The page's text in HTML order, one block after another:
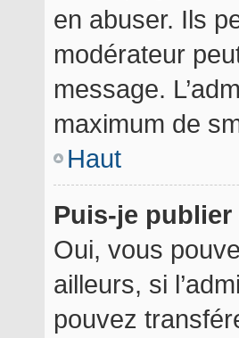
en abuser. Ils
modérateur
message.
maximum de
Haut
Puis-je
Oui, vous
ailleurs, si
pouvez